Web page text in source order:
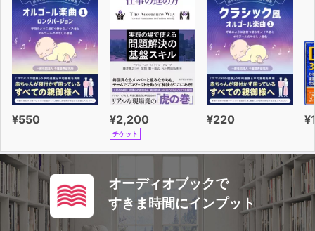
¥550 ¥2,200
チケット
¥220
オーディオブックで
すきま時間にインプット